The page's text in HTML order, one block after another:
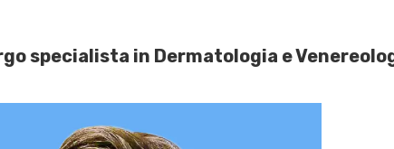
specialista in Dermatologia e